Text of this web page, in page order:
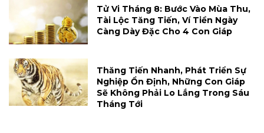
Tử Vi Tháng 8: Bước Vào Mùa Thu,
Tài Lộc Tăng Tiến, Ví Tiền Ngày
Càng Dày Đặc Cho 4 Con Giáp
Thăng Tiến Nhanh, Phát Triển Sự
Nghiệp Ổn Định, Những Con Giáp
Sẽ Không Phải Lo Lắng Trong Sáu
Tháng Tới